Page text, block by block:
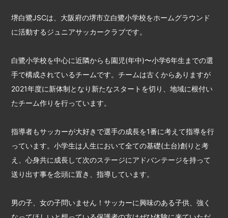
堺白鷺JSCは、大阪府の堺市立白鷺小学校をホームグラウンド
に活動するジュニアサッカークラブです。
白鷺小学校を中心に近隣からも園児(年中)〜小学6年生までの選
手で構成されているチームです。チームは古くからありますが
2021年度に新体制となり新たなスタートを切り、地域に根付い
たチーム作りを行っています。
指導者もサッカーが大好きで選手の成長を1番に考えて指導を行
っています。小学生は人生において全ての基礎(土台)創りと考
え、心身共に成長して次のステージにアドバンテージを持って
送り出す事を念頭に置き、指導しています。
男の子、女の子問いません！サッカーに興味のある子供、強く